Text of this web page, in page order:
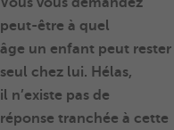
peut-être à quel
âge un enfant peut rester
seul chez lui. Hélas,
il n’existe pas de
réponse tranchée à cette